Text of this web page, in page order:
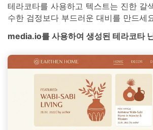
테라코타를 사용하고 텍스트는 진한 갈
수한 검정보다 부드러운 대비를 만드세
media.io를 사용하여 생성된 테라코타